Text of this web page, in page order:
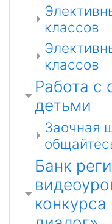
классов
классов
Работа с
детьми
Заочная
Банк